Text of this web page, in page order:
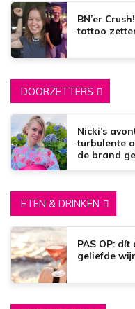
BN’er
tattoo
DOORZETTERS
Nicki’s
turbulente
de brand
ETEN & DRINKEN
PAS OP:
geliefde